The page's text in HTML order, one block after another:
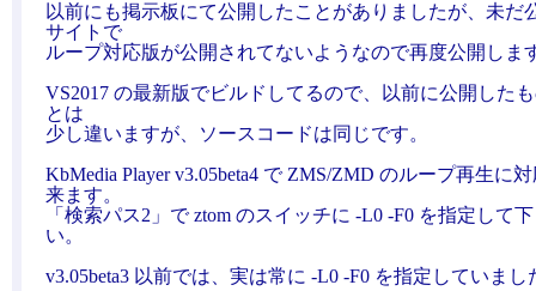
以前にも掲示板にて公開したことがありましたが、未だ
サイトで
ループ対応版が公開されてないようなので再度公開しま
VS2017 の最新版でビルドしてるので、以前に公開した
とは
少し違いますが、ソースコードは同じです。
KbMedia Player v3.05beta4 で ZMS/ZMD のループ再生に
来ます。
「検索パス2」で ztom のスイッチに -L0 -F0 を指定して
い。
v3.05beta3 以前では、実は常に -L0 -F0 を指定していまし